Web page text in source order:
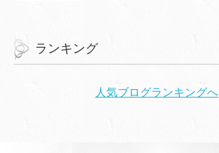
ランキング
人気ブログランキングへ